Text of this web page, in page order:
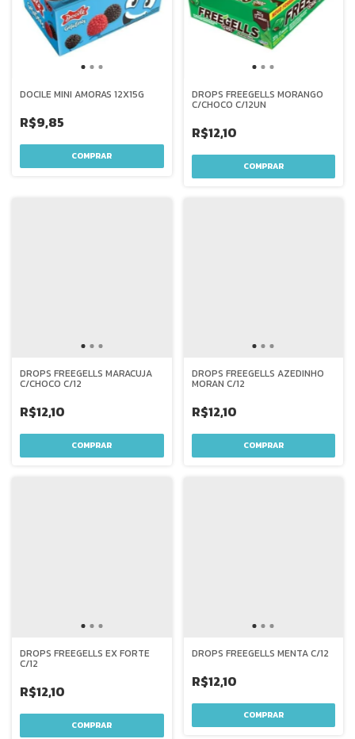
DOCILE MINI AMORAS 12X15G
R$9,85
DROPS FREEGELLS MORANGO
C/CHOCO C/12UN
R$12,10
DROPS FREEGELLS MARACUJA
C/CHOCO C/12
R$12,10
DROPS FREEGELLS AZEDINHO
MORAN C/12
R$12,10
DROPS FREEGELLS EX FORTE
C/12
R$12,10
DROPS FREEGELLS MENTA C/12
R$12,10